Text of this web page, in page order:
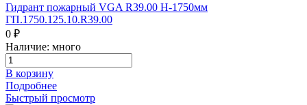
Гидрант пожарный VGA R39.00 H-1750мм
ГП.1750.125.10.R39.00
0 ₽
Наличие: много
В корзину
Подробнее
Быстрый просмотр